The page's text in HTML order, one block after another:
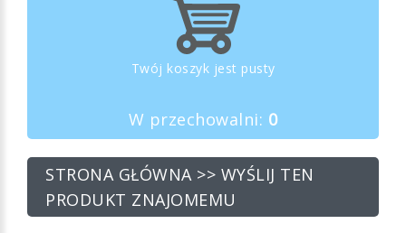
Twój koszyk jest pusty
W przechowalni: 0
STRONA GŁÓWNA >> WYŚLIJ TEN
PRODUKT ZNAJOMEMU